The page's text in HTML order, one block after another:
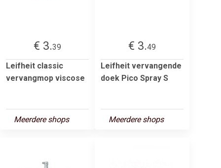
€ 3.39
Leifheit classic
vervangmop viscose
Meerdere shops
€ 3.49
Leifheit vervangende
doek Pico Spray S
Meerdere shops